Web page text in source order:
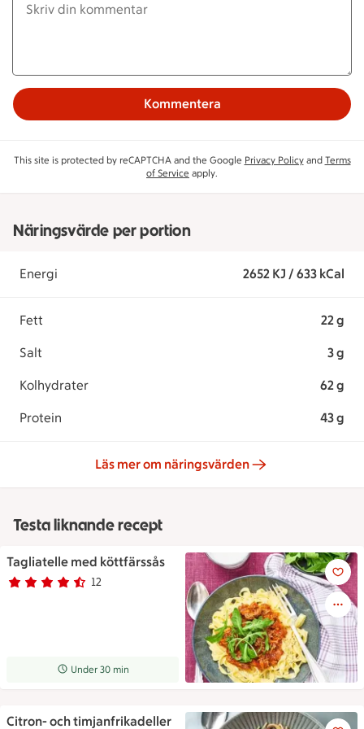
Kommentera
This site is protected by reCAPTCHA and the Google Privacy Policyand Terms
of Service apply.
Näringsvärde per portion
Energi 2652 KJ / 633 kCal
Fett 22 g
Salt 3 g
Kolhydrater 62 g
Protein 43 g
Läs mer om näringsvärden
Testa liknande recept
Tagliatelle med köttfärssås
Betyg 4.6 av 5. 12
12 personer har röstat
Receptet tar Under 30 min att tillaga
Under 30 min
Tagliatelle med köttfärssås
Citron- och timjanfrikadeller
Citron- och timjanfrikadeller